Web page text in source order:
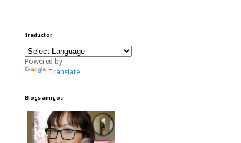
Traductor
Powered by
Translate
Blogs amigos